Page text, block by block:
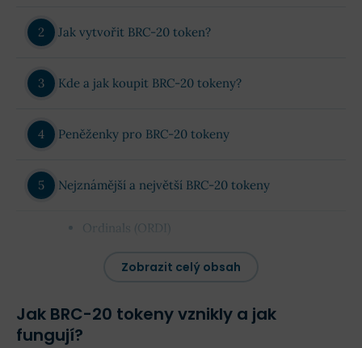
Jak vytvořit BRC-20 token?
Kde a jak koupit BRC-20 tokeny?
Peněženky pro BRC-20 tokeny
Nejznámější a největší BRC-20 tokeny
Ordinals (ORDI)
Základní nástroje pro obchodování BRC-20
tokenů
Zobrazit celý obsah
Jak BRC-20 tokeny vznikly a jak
fungují?